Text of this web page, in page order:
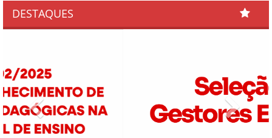
DESTAQUES
Previous Next